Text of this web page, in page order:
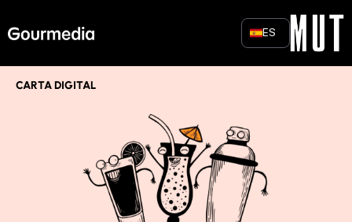
content
ES
CARTA DIGITAL